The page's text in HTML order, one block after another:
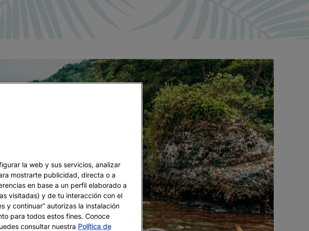
a
en balsas de
una aldea
la web y sus servicios, analizar
mostrarte publicidad, directa o a
en base a un perfil elaborado a
visitadas) y de tu interacción con el
y continuar” autorizas la instalación
para todos estos fines. Conoce
consultar nuestra Política de